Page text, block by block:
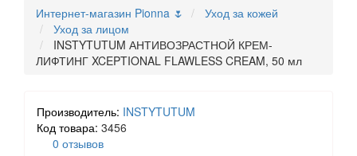
Интернет-магазин Pionna 🌷
Уход за кожей
Уход за лицом
INSTYTUTUM АНТИВОЗРАСТНОЙ КРЕМ-
ЛИФТИНГ XCEPTIONAL FLAWLESS CREAM, 50 мл
Производитель: INSTYTUTUM
Код товара: 3456
0 отзывов